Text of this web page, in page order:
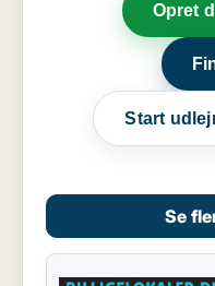
Opret
Start
Se